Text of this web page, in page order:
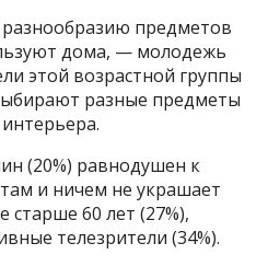
предметов
дома, — молодежь
этой возрастной группы
разные предметы
(20%) равнодушен к
и ничем не украшает
старше 60 лет (27%),
телезрители (34%).